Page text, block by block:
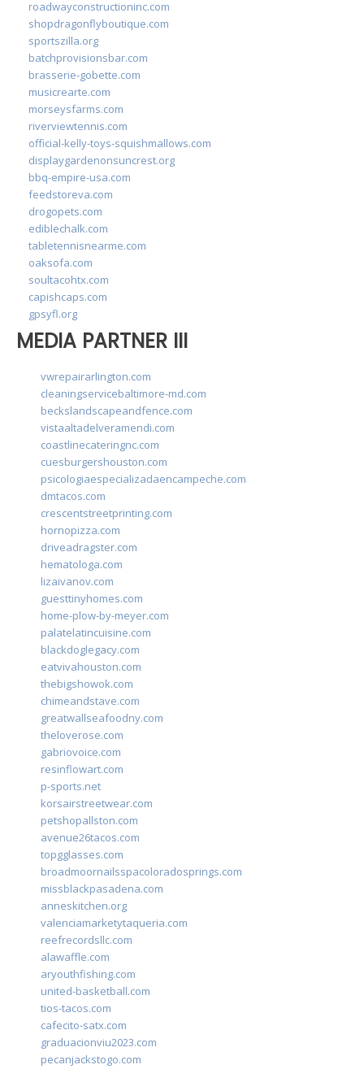
roadwayconstructioninc.com
shopdragonflyboutique.com
sportszilla.org
batchprovisionsbar.com
brasserie-gobette.com
musicrearte.com
morseysfarms.com
riverviewtennis.com
official-kelly-toys-squishmallows.com
displaygardenonsuncrest.org
bbq-empire-usa.com
feedstoreva.com
drogopets.com
ediblechalk.com
tabletennisnearme.com
oaksofa.com
soultacohtx.com
capishcaps.com
gpsyfl.org
MEDIA PARTNER III
vwrepairarlington.com
cleaningservicebaltimore-md.com
beckslandscapeandfence.com
vistaaltadelveramendi.com
coastlinecateringnc.com
cuesburgershouston.com
psicologiaespecializadaencampeche.com
dmtacos.com
crescentstreetprinting.com
hornopizza.com
driveadragster.com
hematologa.com
lizaivanov.com
guesttinyhomes.com
home-plow-by-meyer.com
palatelatincuisine.com
blackdoglegacy.com
eatvivahouston.com
thebigshowok.com
chimeandstave.com
greatwallseafoodny.com
theloverose.com
gabriovoice.com
resinflowart.com
p-sports.net
korsairstreetwear.com
petshopallston.com
avenue26tacos.com
topgglasses.com
broadmoornailsspacoloradosprings.com
missblackpasadena.com
anneskitchen.org
valenciamarketytaqueria.com
reefrecordsllc.com
alawaffle.com
aryouthfishing.com
united-basketball.com
tios-tacos.com
cafecito-satx.com
graduacionviu2023.com
pecanjackstogo.com